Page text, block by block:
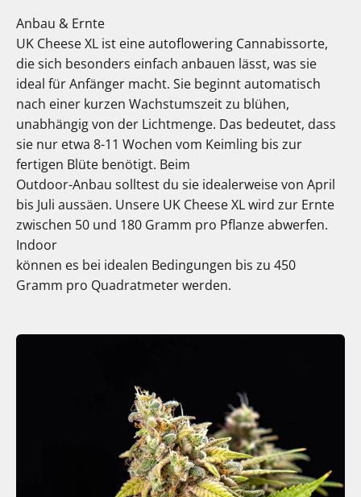
Anbau & Ernte
UK Cheese XL ist eine autoflowering Cannabissorte,
die sich besonders einfach anbauen lässt, was sie
ideal für Anfänger macht. Sie beginnt automatisch
nach einer kurzen Wachstumszeit zu blühen,
unabhängig von der Lichtmenge. Das bedeutet, dass
sie nur etwa 8-11 Wochen vom Keimling bis zur
fertigen Blüte benötigt. Beim
Outdoor-Anbau solltest du sie idealerweise von April
bis Juli aussäen. Unsere UK Cheese XL wird zur Ernte
zwischen 50 und 180 Gramm pro Pflanze abwerfen.
Indoor
können es bei idealen Bedingungen bis zu 450
Gramm pro Quadratmeter werden.